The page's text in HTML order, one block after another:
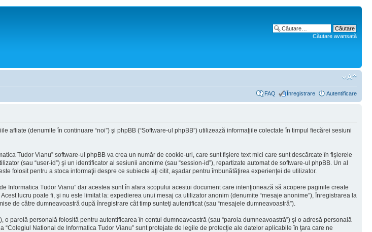
Căutare avansată
FAQ Înregistrare Autentificare
(denumite în continuare “noi”) şi phpBB (“Software-ul phpBB”) utilizează informaţiile colectate în timpul fiecărei sesiuni
Tudor Vianu” software-ul phpBB va crea un număr de cookie-uri, care sunt fişiere text mici care sunt descărcate în fişierele
(sau “user-id”) şi un identificator al sesiunii anonime (sau “session-id”), repartizate automat de software-ul phpBB. Un al
folosit pentru a stoca informaţii despre ce subiecte aţi citit, aşadar pentru îmbunătăţirea experienţei de utilizator.
Tudor Vianu” dar acestea sunt în afara scopului acestui document care intenţionează să acopere paginile create
lucru poate fi, şi nu este limitat la: expedierea unui mesaj ca utilizator anonim (denumite “mesaje anonime”), înregistrarea la
de către dumneavoastră după înregistrare cât timp sunteţi autentificat (sau “mesajele dumneavoastră”).
parolă personală folosită pentru autentificarea în contul dumneavoastră (sau “parola dumneavoastră”) şi o adresă personală
National de Informatica Tudor Vianu” sunt protejate de legile de protecţie ale datelor aplicabile în ţara care ne